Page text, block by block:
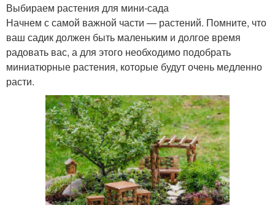
Выбираем растения для мини-сада
Начнем с самой важной части — растений. Помните, что
ваш садик должен быть маленьким и долгое время
радовать вас, а для этого необходимо подобрать
миниатюрные растения, которые будут очень медленно
расти.